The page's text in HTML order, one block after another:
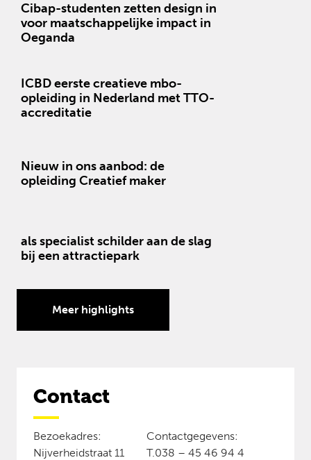
Cibap-studenten zetten design in
voor maatschappelijke impact in
Oeganda
ICBD eerste creatieve mbo-
opleiding in Nederland met TTO-
accreditatie
Nieuw in ons aanbod: de
opleiding Creatief maker
als specialist schilder aan de slag
bij een attractiepark
Meer highlights
Contact
Bezoekadres:
Nijverheidstraat 11
Contactgegevens:
T.038 – 45 46 94 4